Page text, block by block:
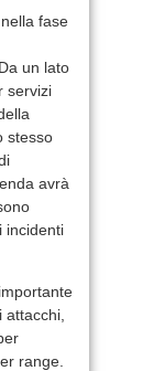
fase
un lato
servizi
stesso
avrà
incidenti
range.